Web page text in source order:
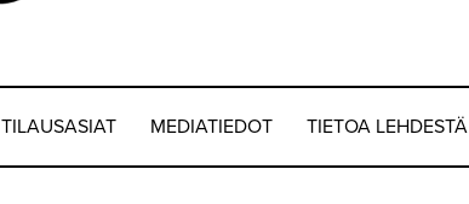
TILAUSASIAT MEDIATIEDOT TIETOA LEHDESTÄ